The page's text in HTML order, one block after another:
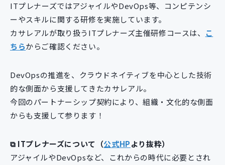
パッケージ開発
導入事例
ニュース
採用情報
Contact
ITプレナーズではアジャイルやDevOps等、コンピテンシ
ーやスキルに関する研修を実施しています。
カサレアルが取り扱うITプレナーズ主催研修コースは、
こ
ちらからご確認ください。
DevOpsの推進を、クラウドネイティブを中心とした技術
的な側面から支援してきたカサレアル。
今回のパートナーシップ契約により、組織・文化的な側面
からも支援して参ります！
⧉ ITプレナーズについて（公式HPより抜粋）
アジャイルやDevOpsなど、これからの時代に必要とされ